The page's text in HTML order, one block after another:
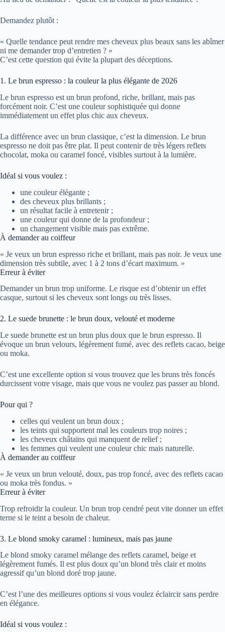
Demandez plutôt :
« Quelle tendance peut rendre mes cheveux plus beaux sans les abîmer
ni me demander trop d’entretien ? »
C’est cette question qui évite la plupart des déceptions.
1. Le brun espresso : la couleur la plus élégante de 2026
Le brun espresso est un brun profond, riche, brillant, mais pas
forcément noir. C’est une couleur sophistiquée qui donne
immédiatement un effet plus chic aux cheveux.
La différence avec un brun classique, c’est la dimension. Le brun
espresso ne doit pas être plat. Il peut contenir de très légers reflets
chocolat, moka ou caramel foncé, visibles surtout à la lumière.
Idéal si vous voulez :
une couleur élégante ;
des cheveux plus brillants ;
un résultat facile à entretenir ;
une couleur qui donne de la profondeur ;
un changement visible mais pas extrême.
À demander au coiffeur
« Je veux un brun espresso riche et brillant, mais pas noir. Je veux une
dimension très subtile, avec 1 à 2 tons d’écart maximum. »
Erreur à éviter
Demander un brun trop uniforme. Le risque est d’obtenir un effet
casque, surtout si les cheveux sont longs ou très lisses.
2. Le suede brunette : le brun doux, velouté et moderne
Le suede brunette est un brun plus doux que le brun espresso. Il
évoque un brun velours, légèrement fumé, avec des reflets cacao, beige
ou moka.
C’est une excellente option si vous trouvez que les bruns très foncés
durcissent votre visage, mais que vous ne voulez pas passer au blond.
Pour qui ?
celles qui veulent un brun doux ;
les teints qui supportent mal les couleurs trop noires ;
les cheveux châtains qui manquent de relief ;
les femmes qui veulent une couleur chic mais naturelle.
À demander au coiffeur
« Je veux un brun velouté, doux, pas trop foncé, avec des reflets cacao
ou moka très fondus. »
Erreur à éviter
Trop refroidir la couleur. Un brun trop cendré peut vite donner un effet
terne si le teint a besoin de chaleur.
3. Le blond smoky caramel : lumineux, mais pas jaune
Le blond smoky caramel mélange des reflets caramel, beige et
légèrement fumés. Il est plus doux qu’un blond très clair et moins
agressif qu’un blond doré trop jaune.
C’est l’une des meilleures options si vous voulez éclaircir sans perdre
en élégance.
Idéal si vous voulez :